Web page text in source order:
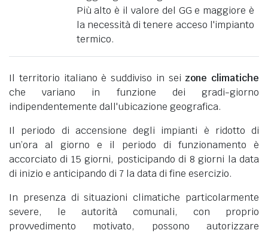
Più alto è il valore del GG e maggiore è
la necessità di tenere acceso l'impianto
termico.
Il territorio italiano è suddiviso in sei zone climatiche
che variano in funzione dei gradi-giorno
indipendentemente dall'ubicazione geografica.
Il periodo di accensione degli impianti è ridotto di
un’ora al giorno e il periodo di funzionamento è
accorciato di 15 giorni, posticipando di 8 giorni la data
di inizio e anticipando di 7 la data di fine esercizio.
In presenza di situazioni climatiche particolarmente
severe, le autorità comunali, con proprio
provvedimento motivato, possono autorizzare